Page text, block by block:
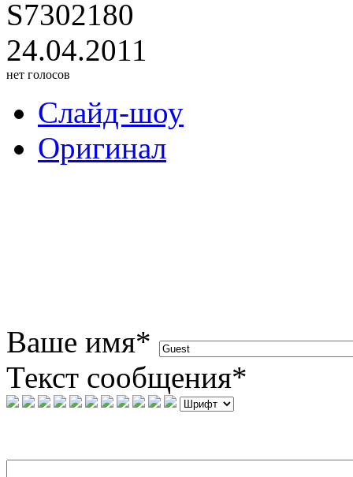
S7302180
24.04.2011
нет голосов
Слайд-шоу
Оригинал
Ваше имя*
Текст сообщения*